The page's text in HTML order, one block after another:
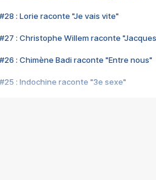
#28 : Lorie raconte "Je vais vite"
#27 : Christophe Willem raconte
#26 : Chimène Badi raconte "Entre nous"
#25 : Indochine raconte "3e sexe"